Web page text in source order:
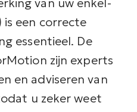
een correcte
essentieel. De
zijn experts
en adviseren van
u zeker weet